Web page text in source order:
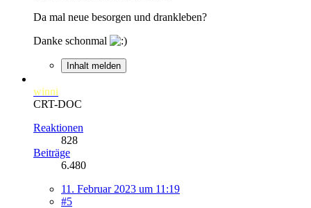
Da mal neue besorgen und drankleben?
Danke schonmal
Inhalt melden
winni
CRT-DOC
Reaktionen
828
Beiträge
6.480
11. Februar 2023 um 11:19
#5